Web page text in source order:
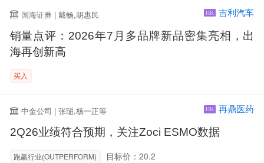
国海证券 | 戴畅,胡惠民 HK 吉利汽车
销量点评：2026年7月多品牌新品密集亮相，出
海再创新高
买入
中金公司 | 张琎,杨一正等 HK 再鼎医药
2Q26业绩符合预期，关注Zoci ESMO数据
跑赢行业(OUTPERFORM) 目标价：20.2